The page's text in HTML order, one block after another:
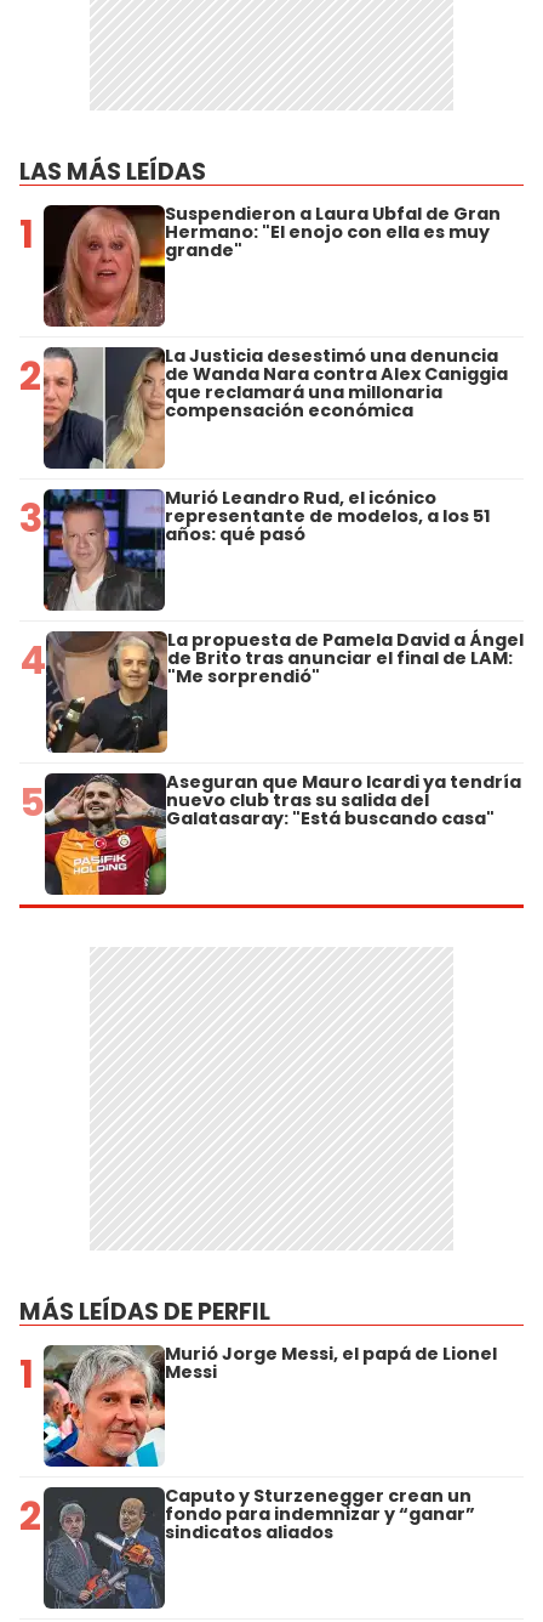
LAS MÁS LEÍDAS
1 Suspendieron a Laura Ubfal de Gran
Hermano: "El enojo con ella es muy
grande"
2 La Justicia desestimó una denuncia
de Wanda Nara contra Alex Caniggia
que reclamará una millonaria
compensación económica
3 Murió Leandro Rud, el icónico
representante de modelos, a los 51
años: qué pasó
4 La propuesta de Pamela David a Ángel
de Brito tras anunciar el final de LAM:
"Me sorprendió"
5 Aseguran que Mauro Icardi ya tendría
nuevo club tras su salida del
Galatasaray: "Está buscando casa"
MÁS LEÍDAS DE PERFIL
1 Murió Jorge Messi, el papá de Lionel
Messi
2 Caputo y Sturzenegger crean un
fondo para indemnizar y “ganar”
sindicatos aliados